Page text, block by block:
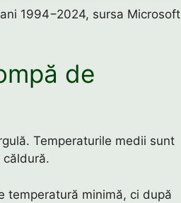
1994−2024, sursa Microsoft
de
Temperaturile medii sunt
temperatură minimă, ci după